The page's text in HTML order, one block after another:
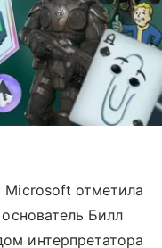
Microsoft отметила
Билл
интерпретатора